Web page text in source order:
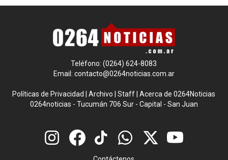
Teléfono: (0264) 624-8083
Email: contacto@0264noticias.com.ar
Políticas de Privacidad |Archivo |Staff |Acerca de 0264Noticias
0264noticias - Tucumán 706 Sur - Capital - San Juan